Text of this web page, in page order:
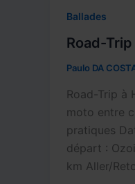
Ballades
Road-
Paulo DA
Road-Trip à
moto entre
pratiques
départ :
km Aller/